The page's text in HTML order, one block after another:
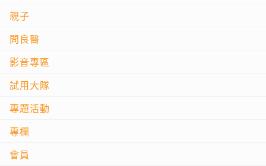
親子
問良醫
影音專區
試用大隊
專題活動
專欄
會員